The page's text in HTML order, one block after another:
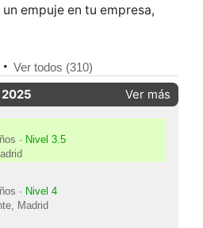
empuje en tu empresa,
·Ver todos (310)
Ver más
· Nivel 3.5
· Nivel 4
Madrid